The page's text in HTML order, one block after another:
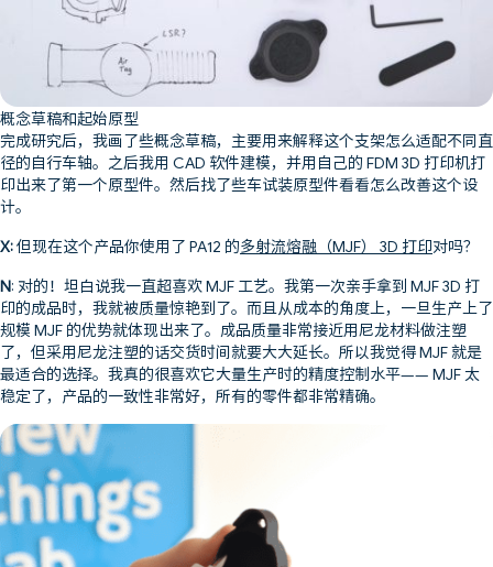
概念草稿和起始原型
完成研究后，我画了些概念草稿，主要用来解释这个支架怎么适配不同直
径的自行车轴。之后我用 CAD 软件建模，并用自己的 FDM 3D 打印机打
印出来了第一个原型件。然后找了些车试装原型件看看怎么改善这个设
计。
X:但现在这个产品你使用了 PA12 的多射流熔融（MJF） 3D 打印对吗？
N: 对的！坦白说我一直超喜欢 MJF 工艺。我第一次亲手拿到 MJF 3D 打
印的成品时，我就被质量惊艳到了。而且从成本的角度上，一旦生产上了
规模 MJF 的优势就体现出来了。成品质量非常接近用尼龙材料做注塑
了，但采用尼龙注塑的话交货时间就要大大延长。所以我觉得 MJF 就是
最适合的选择。我真的很喜欢它大量生产时的精度控制水平—— MJF 太
稳定了，产品的一致性非常好，所有的零件都非常精确。